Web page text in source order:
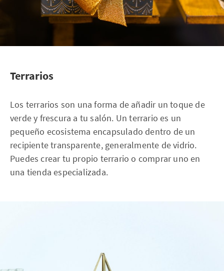
Terrarios
Los terrarios son una forma de añadir un toque de
verde y frescura a tu salón. Un terrario es un
pequeño ecosistema encapsulado dentro de un
recipiente transparente, generalmente de vidrio.
Puedes crear tu propio terrario o comprar uno en
una tienda especializada.